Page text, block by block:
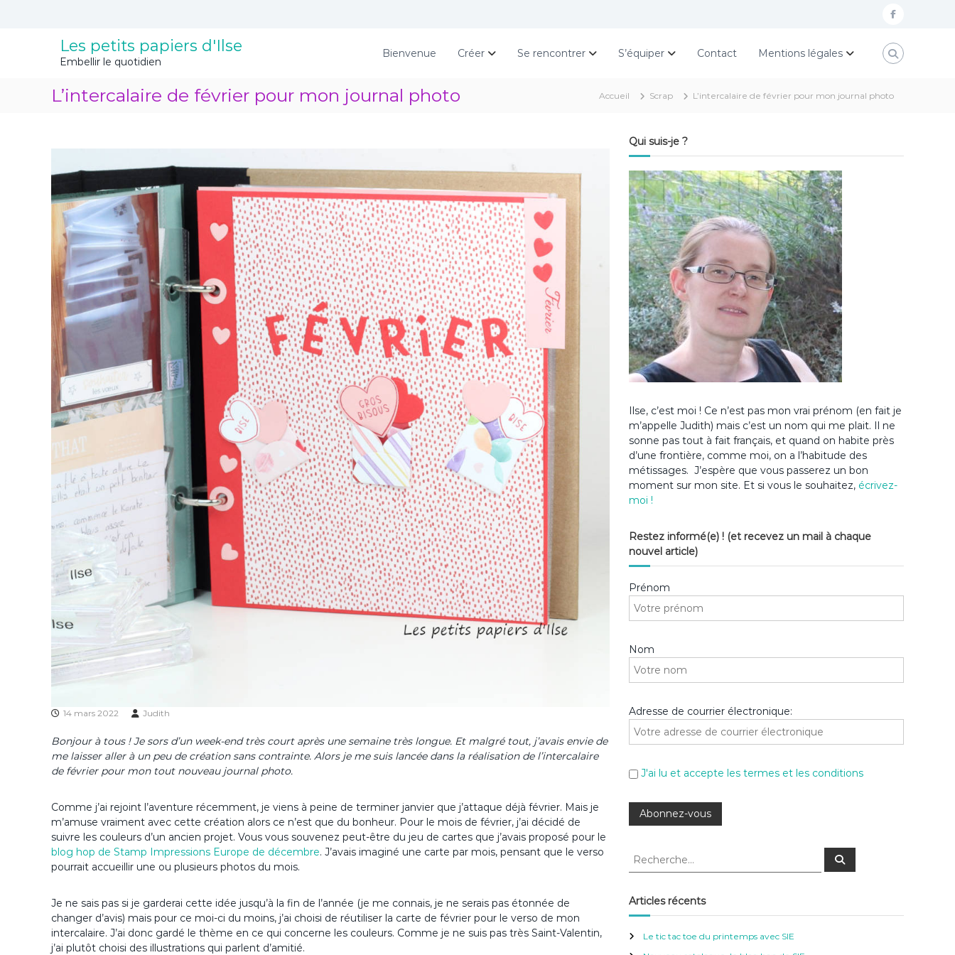
f
c
Les petits papiers d'Ilse
Embellir le quotidien
Bienvenue Créer Se rencontrer S’équiper Contact Mentions légales
L’intercalaire de février pour mon journal photo Accueil Scrap L’intercalaire de février pour mon journal photo
14 mars 2022 Judith
Bonjour à tous ! Je sors d’un week-end très court après une semaine très longue. Et malgré tout, j’avais envie de
me laisser aller à un peu de création sans contrainte. Alors je me suis lancée dans la réalisation de l’intercalaire
de février pour mon tout nouveau journal photo.
Comme j’ai rejoint l’aventure récemment, je viens à peine de terminer janvier que j’attaque déjà février. Mais je
m’amuse vraiment avec cette création alors ce n’est que du bonheur. Pour le mois de février, j’ai décidé de
suivre les couleurs d’un ancien projet. Vous vous souvenez peut-être du jeu de cartes que j’avais proposé pour le
blog hop de Stamp Impressions Europe de décembre. J’avais imaginé une carte par mois, pensant que le verso
pourrait accueillir une ou plusieurs photos du mois.
Je ne sais pas si je garderai cette idée jusqu’à la fin de l’année (je me connais, je ne serais pas étonnée de
changer d’avis) mais pour ce moi-ci du moins, j’ai choisi de réutiliser la carte de février pour le verso de mon
intercalaire. J’ai donc gardé le thème en ce qui concerne les couleurs. Comme je ne suis pas très Saint-Valentin,
j’ai plutôt choisi des illustrations qui parlent d’amitié.
Qui suis-je ?
Ilse, c’est moi ! Ce n’est pas mon vrai prénom (en fait je
m’appelle Judith) mais c’est un nom qui me plait. Il ne
sonne pas tout à fait français, et quand on habite près
d’une frontière, comme moi, on a l’habitude des
métissages. J’espère que vous passerez un bon
moment sur mon site. Et si vous le souhaitez, écrivez-
moi !
Restez informé(e) ! (et recevez un mail à chaque
nouvel article)
Prénom
Nom
Adresse de courrier électronique:
J'ai lu et accepte les termes et les conditions
R
h
e
c
R
c
Articles récents
Le tic tac toe du printemps avec SIE